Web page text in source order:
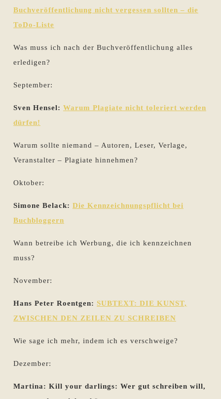
Buchveröffentlichung nicht vergessen sollten – die
ToDo-Liste
Was muss ich nach der Buchveröffentlichung alles
erledigen?
September:
Sven Hensel: Warum Plagiate nicht toleriert werden
dürfen!
Warum sollte niemand – Autoren, Leser, Verlage,
Veranstalter – Plagiate hinnehmen?
Oktober:
Simone Belack: Die Kennzeichnungspflicht bei
Buchbloggern
Wann betreibe ich Werbung, die ich kennzeichnen
muss?
November:
Hans Peter Roentgen: SUBTEXT: DIE KUNST,
ZWISCHEN DEN ZEILEN ZU SCHREIBEN
Wie sage ich mehr, indem ich es verschweige?
Dezember:
Martina: Kill your darlings: Wer gut schreiben will,